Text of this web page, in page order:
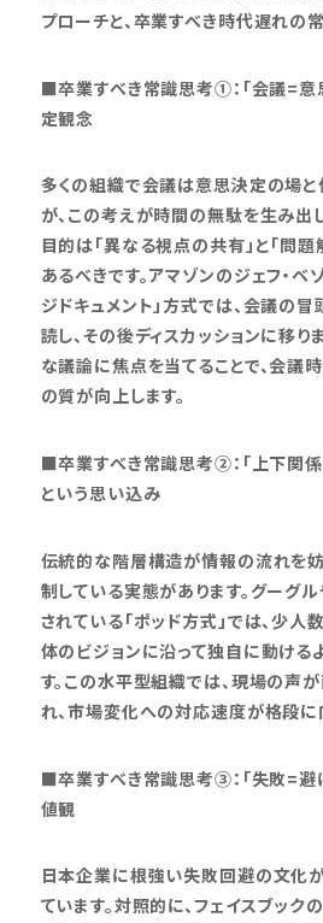
プローチと、卒業すべき時代遅れの
■卒業すべき常識思考①：「会議=意
定観念
多くの組織で会議は意思決定の場と
が、この考えが時間の無駄を生み出
目的は「異なる視点の共有」と「問
あるべきです。アマゾンのジェフ・ベ
ジドキュメント」方式では、会議の
読し、その後ディスカッションに移り
な議論に焦点を当てることで、会議
の質が向上します。
■卒業すべき常識思考②：「上下関
という思い込み
伝統的な階層構造が情報の流れを妨
制している実態があります。グーグ
されている「ポッド方式」では、少
体のビジョンに沿って独自に動ける
す。この水平型組織では、現場の声
れ、市場変化への対応速度が格段に
■卒業すべき常識思考③：「失敗=避
値観
日本企業に根強い失敗回避の文化
ています。対照的に、フェイスブッ